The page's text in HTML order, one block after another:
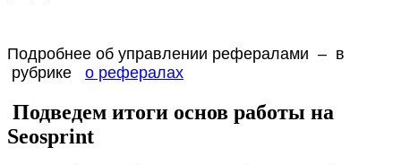
Подробнее об управлении рефералами – в
рубрике о рефералах
Подведем итоги основ работы на
Seosprint